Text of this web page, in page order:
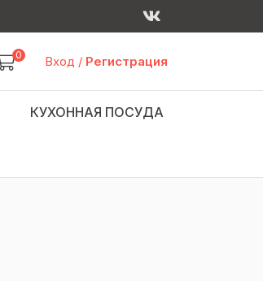
0 Вход / Регистрация
КУХОННАЯ ПОСУДА